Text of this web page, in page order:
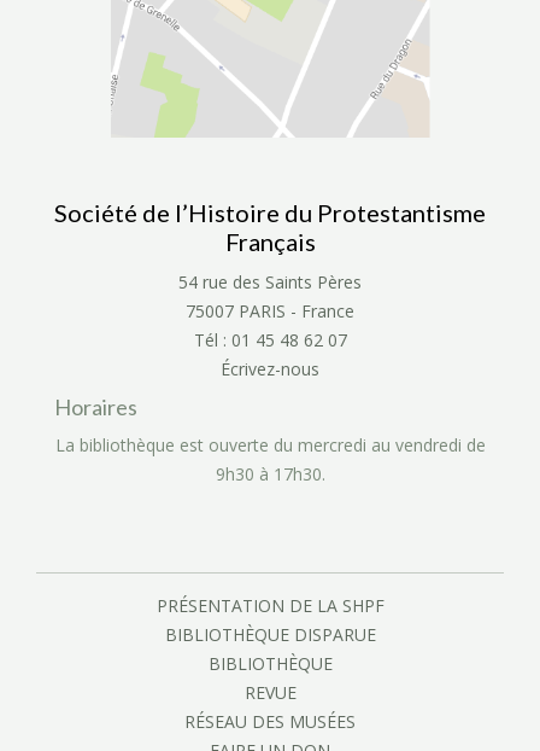
Société de l’Histoire du Protestantisme
Français
54 rue des Saints Pères
75007 PARIS - France
Tél : 01 45 48 62 07
Écrivez-nous
Horaires
La bibliothèque est ouverte du mercredi au vendredi de
9h30 à 17h30.
PRÉSENTATION DE LA SHPF
BIBLIOTHÈQUE DISPARUE
BIBLIOTHÈQUE
REVUE
RÉSEAU DES MUSÉES